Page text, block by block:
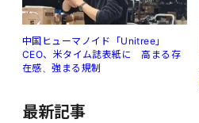
中国ヒューマノイド「Unitree」
CEO、米タイム誌表紙に 高まる存
在感、強まる規制
最新記事